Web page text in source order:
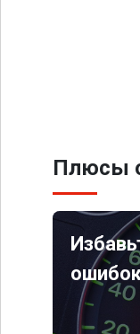
Плюсы